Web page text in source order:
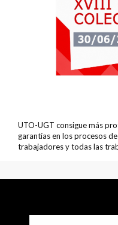
UTO-UGT consigue más
garantías en los procesos
trabajadores y todas las